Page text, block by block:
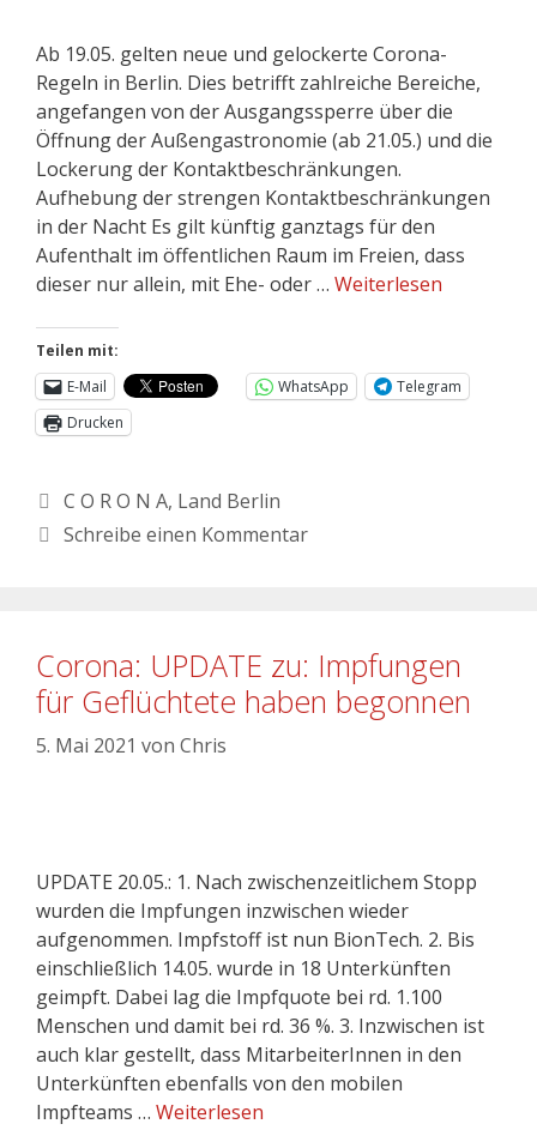
Ab 19.05. gelten neue und gelockerte Corona-
Regeln in Berlin. Dies betrifft zahlreiche Bereiche,
angefangen von der Ausgangssperre über die
Öffnung der Außengastronomie (ab 21.05.) und die
Lockerung der Kontaktbeschränkungen.
Aufhebung der strengen Kontaktbeschränkungen
in der Nacht Es gilt künftig ganztags für den
Aufenthalt im öffentlichen Raum im Freien, dass
dieser nur allein, mit Ehe- oder … Weiterlesen
Teilen mit:
E-Mail
WhatsApp
Telegram
Drucken
C O R O N A, Land Berlin
Schreibe einen Kommentar
Corona: UPDATE zu: Impfungen
für Geflüchtete haben begonnen
5. Mai 2021 von Chris
UPDATE 20.05.: 1. Nach zwischenzeitlichem Stopp
wurden die Impfungen inzwischen wieder
aufgenommen. Impfstoff ist nun BionTech. 2. Bis
einschließlich 14.05. wurde in 18 Unterkünften
geimpft. Dabei lag die Impfquote bei rd. 1.100
Menschen und damit bei rd. 36 %. 3. Inzwischen ist
auch klar gestellt, dass MitarbeiterInnen in den
Unterkünften ebenfalls von den mobilen
Impfteams … Weiterlesen